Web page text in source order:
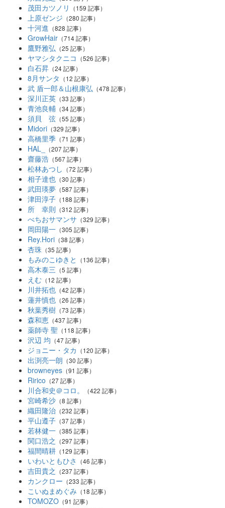
茂田カツノリ （159 記事）
上原ゼンジ （280 記事）
十河進 （828 記事）
GrowHair （714 記事）
鷹野雅弘 （25 記事）
ヤマシタクニコ （526 記事）
白石昇 （24 記事）
8月サンタ （12 記事）
武 盾一郎＆山根康弘 （478 記事）
深川正英 （33 記事）
青池良輔 （34 記事）
須貝 弦 （55 記事）
Midori （329 記事）
高橋里季 （71 記事）
HAL_ （207 記事）
齋藤浩 （567 記事）
松林あつし （72 記事）
相子達也 （30 記事）
武田瑛夢 （587 記事）
津田淳子 （188 記事）
所 幸則 （312 記事）
べちおサマンサ （329 記事）
岡田陽一 （305 記事）
Rey.Hori （38 記事）
杏珠 （35 記事）
もみのこゆきと （136 記事）
高木泰三 （5 記事）
えむ （12 記事）
川井拓也 （42 記事）
蓮井慎也 （26 記事）
秋葉秀樹 （73 記事）
森和恵 （437 記事）
薬師寺 聖 （118 記事）
沢辺 均 （47 記事）
ジョニー・タカ （120 記事）
出渕亮一朗 （30 記事）
browneyes （91 記事）
Ririco （27 記事）
川合和史＠コロ。 （422 記事）
宮崎希沙 （8 記事）
織田隆治 （232 記事）
平山遵子 （37 記事）
若林健一 （385 記事）
関口浩之 （297 記事）
福間晴耕 （129 記事）
いわいともひさ （46 記事）
吉田貴之 （237 記事）
カンクロー （233 記事）
こいぬまめぐみ （18 記事）
TOMOZO （91 記事）